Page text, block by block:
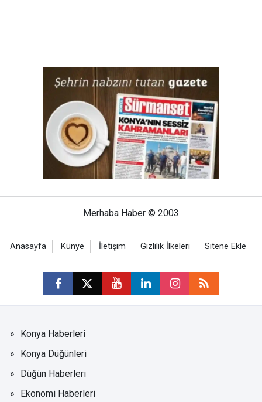
Merhaba Haber © 2003
Anasayfa Künye İletişim Gizlilik İlkeleri Sitene Ekle
Konya Haberleri
Konya Düğünleri
Düğün Haberleri
Ekonomi Haberleri